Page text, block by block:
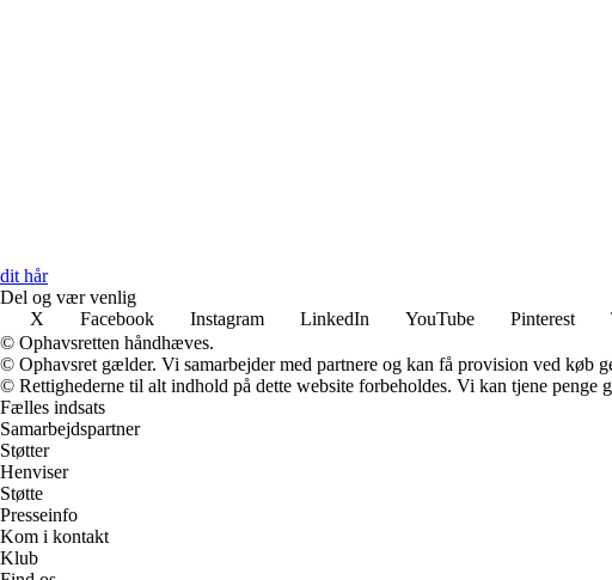
dit hår
Del og vær venlig
X
Facebook Instagram LinkedIn YouTube Pinterest
© Ophavsretten håndhæves.
© Ophavsret gælder. Vi samarbejder med partnere og kan få provision ved køb
© Rettighederne til alt indhold på dette website forbeholdes. Vi kan tjene
Fælles indsats
Samarbejdspartner
Støtter
Henviser
Støtte
Presseinfo
Kom i kontakt
Klub